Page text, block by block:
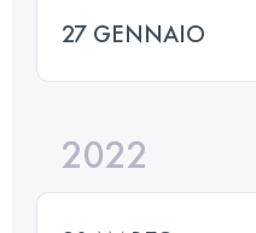
27 GENNAIO
2022